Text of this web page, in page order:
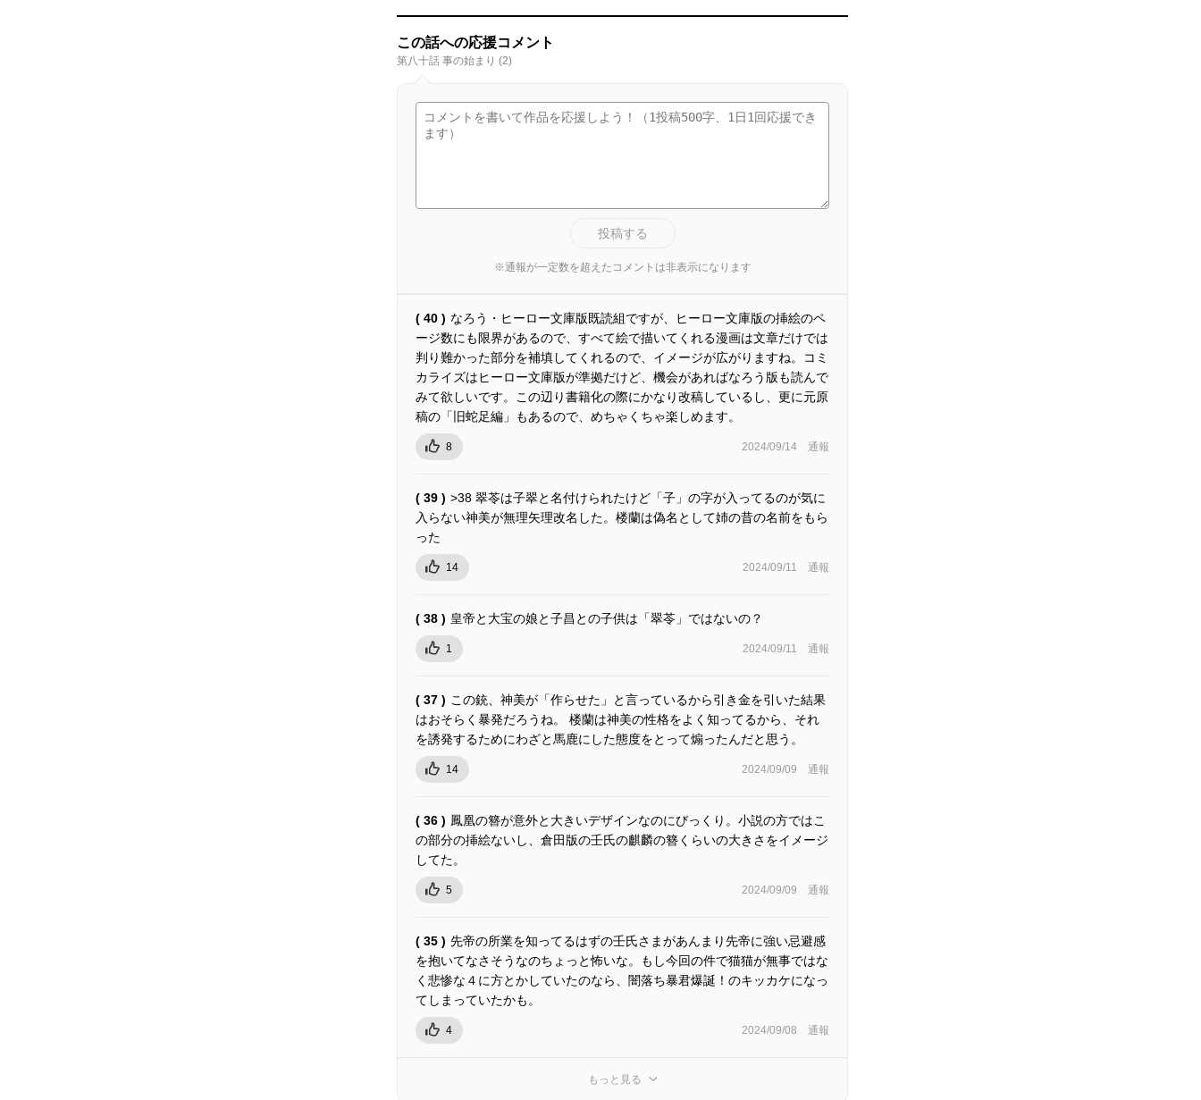
この話への応援コメント
第八十話 事の始まり (2)
投稿する
※通報が一定数を超えたコメントは非表示になります
( 40 ) なろう・ヒーロー文庫版既読組ですが、ヒーロー文庫版の挿絵のペ
ージ数にも限界があるので、すべて絵で描いてくれる漫画は文章だけでは
判り難かった部分を補填してくれるので、イメージが広がりますね。コミ
カライズはヒーロー文庫版が準拠だけど、機会があればなろう版も読んで
みて欲しいです。この辺り書籍化の際にかなり改稿しているし、更に元原
稿の「旧蛇足編」もあるので、めちゃくちゃ楽しめます。
8 2024/09/14 通報
( 39 ) >38 翠苓は子翠と名付けられたけど「子」の字が入ってるのが気に
入らない神美が無理矢理改名した。楼蘭は偽名として姉の昔の名前をもら
った
14 2024/09/11 通報
( 38 ) 皇帝と大宝の娘と子昌との子供は「翠苓」ではないの？
1 2024/09/11 通報
( 37 ) この銃、神美が「作らせた」と言っているから引き金を引いた結果
はおそらく暴発だろうね。 楼蘭は神美の性格をよく知ってるから、それ
を誘発するためにわざと馬鹿にした態度をとって煽ったんだと思う。
14 2024/09/09 通報
( 36 ) 鳳凰の簪が意外と大きいデザインなのにびっくり。小説の方ではこ
の部分の挿絵ないし、倉田版の壬氏の麒麟の簪くらいの大きさをイメージ
してた。
5 2024/09/09 通報
( 35 ) 先帝の所業を知ってるはずの壬氏さまがあんまり先帝に強い忌避感
を抱いてなさそうなのちょっと怖いな。もし今回の件で猫猫が無事ではな
く悲惨な４に方とかしていたのなら、闇落ち暴君爆誕！のキッカケになっ
てしまっていたかも。
4 2024/09/08 通報
もっと見る